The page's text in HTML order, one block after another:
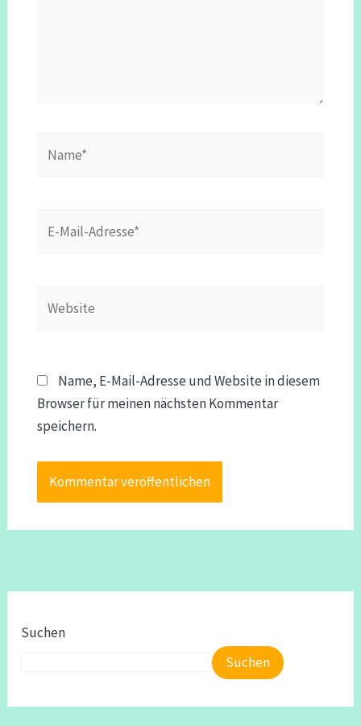
Mail-
Name, E-Mail-Adresse und Website in diesem
Browser für meinen nächsten Kommentar
speichern.
Suchen
Suchen